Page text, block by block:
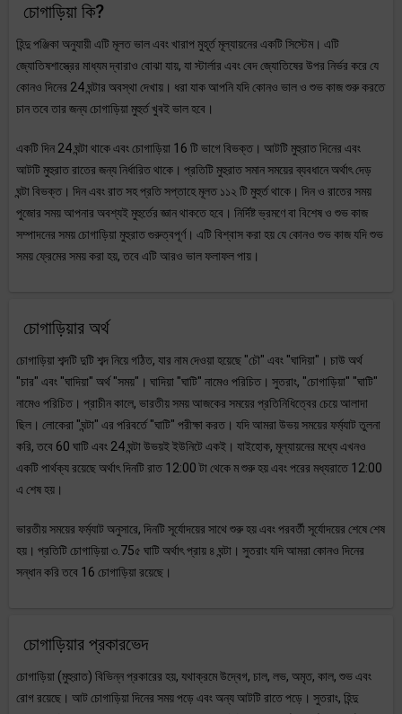
চোগাড়িয়া কি?
হিন্দু পঞ্জিকা অনুযায়ী এটি মূলত ভাল এবং খারাপ মুহূর্ত মূল্যায়নের একটি সিস্টেম। এটি
জ্যোতিষশাস্ত্রের মাধ্যম দ্বারাও বোঝা যায়, যা স্টার্লার এবং বেদ জ্যোতিষের উপর নির্ভর করে যে
কোনও দিনের 24 ঘন্টার অবস্থা দেখায়। ধরা যাক আপনি যদি কোনও ভাল ও শুভ কাজ শুরু করতে
চান তবে তার জন্য চোগাড়িয়া মুহুর্ত খুবই ভাল হবে।
একটি দিন 24 ঘন্টা থাকে এবং চোগাড়িয়া 16 টি ভাগে বিভক্ত। আটটি মুহুরাত দিনের এবং
আটটি মুহুরাত রাতের জন্য নির্ধারিত থাকে। প্রতিটি মুহুরাত সমান সময়ের ব্যবধানে অর্থাৎ দেড়
ঘন্টা বিভক্ত। দিন এবং রাত সহ প্রতি সপ্তাহে মূলত ১১২ টি মুহুর্ত থাকে। দিন ও রাতের সময়
পুজোর সময় আপনার অবশ্যই মুহুর্তের জ্ঞান থাকতে হবে। নির্দিষ্ট ভ্রমণে বা বিশেষ ও শুভ কাজ
সম্পাদনের সময় চোগাড়িয়া মুহুরাত গুরুত্বপূর্ণ। এটি বিশ্বাস করা হয় যে কোনও শুভ কাজ যদি শুভ
সময় ফ্রেমের সময় করা হয়, তবে এটি আরও ভাল ফলাফল পায়।
চোগাড়িয়ার অর্থ
চোগাড়িয়া শব্দটি দুটি শব্দ নিয়ে গঠিত, যার নাম দেওয়া হয়েছে "চৌ" এবং "ঘাদিয়া"। চাউ অর্থ
"চার" এবং "ঘাদিয়া" অর্থ "সময়"। ঘাদিয়া "ঘাটি" নামেও পরিচিত। সুতরাং, "চোগাড়িয়া" "ঘাটি"
নামেও পরিচিত। প্রাচীন কালে, ভারতীয় সময় আজকের সময়ের প্রতিনিধিত্বের চেয়ে আলাদা
ছিল। লোকেরা "ঘন্টা" এর পরিবর্তে "ঘাটি" পরীক্ষা করত। যদি আমরা উভয় সময়ের ফর্ম্যাট তুলনা
করি, তবে 60 ঘাটি এবং 24 ঘন্টা উভয়ই ইউনিটে একই। যাইহোক, মূল্যায়নের মধ্যে এখনও
একটি পার্থক্য রয়েছে অর্থাৎ দিনটি রাত 12:00 টা থেকে ম শুরু হয় এবং পরের মধ্যরাতে 12:00
এ শেষ হয়।
ভারতীয় সময়ের ফর্ম্যাট অনুসারে, দিনটি সূর্যোদয়ের সাথে শুরু হয় এবং পরবর্তী সূর্যোদয়ের শেষে শেষ
হয়। প্রতিটি চোগাড়িয়া ৩.75৫ ঘাটি অর্থাৎ প্রায় ৪ ঘন্টা। সুতরাং যদি আমরা কোনও দিনের
সন্ধান করি তবে 16 চোগাড়িয়া রয়েছে।
চোগাড়িয়ার প্রকারভেদ
চোগাড়িয়া (মুহুরাত) বিভিন্ন প্রকারের হয়, যথাক্রমে উদ্বেগ, চাল, লভ, অমৃত, কাল, শুভ এবং
রোগ রয়েছে। আট চোগাড়িয়া দিনের সময় পড়ে এবং অন্য আটটি রাতে পড়ে। সুতরাং, হিন্দু